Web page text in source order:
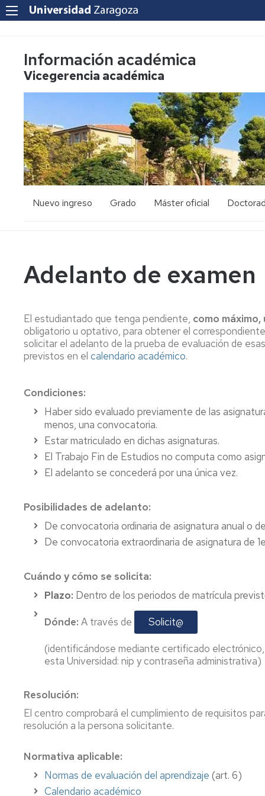
Información académica
Vicegerencia académica
Nuevo ingreso
25
años
años
Mayores
40
Admisión
a
grados
Cambio
de
universidad
estudios
oficiales
de
Tramites
line
Grado
Información
Matrícula
Permanencia
Reconocimiento
créditos
Movilidad
Internacional
Nacional
Legislación
formularios
Máster oficial
Información
Matrícula
Movilidad
Nacional
Internacional
Permanencia
Transferencia
de
créditos
Legislación
Solicitudes
Adelanto de examen
El estudiantado que tenga pendiente, como
obligatorio u optativo, para obtener el
solicitar el adelanto de la prueba de evaluación de
previstos en el calendario académico.
Condiciones:
Haber sido evaluado previamente de las
menos, una convocatoria.
Estar matriculado en dichas asignaturas.
El Trabajo Fin de Estudios no computa como
El adelanto se concederá por una única vez.
Posibilidades de adelanto:
De convocatoria ordinaria de asignatura anual o
De convocatoria extraordinaria de asignatura de
Cuándo y cómo se solicita:
Plazo: Dentro de los periodos de matrícula
Dónde: A través de Solicit@
(identificándose mediante certificado
esta Universidad: nip y contraseña administrativa)
Resolución:
El centro comprobará el cumplimiento de requisitos
resolución a la persona solicitante.
Normativa aplicable:
Normas de evaluación del aprendizaje (art. 6)
Calendario académico